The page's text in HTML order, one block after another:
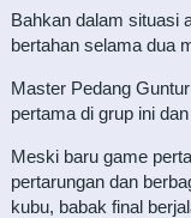
Bahkan dalam situasi
bertahan selama dua
Master Pedang
pertama di grup ini
Meski baru game
pertarungan dan
kubu, babak final